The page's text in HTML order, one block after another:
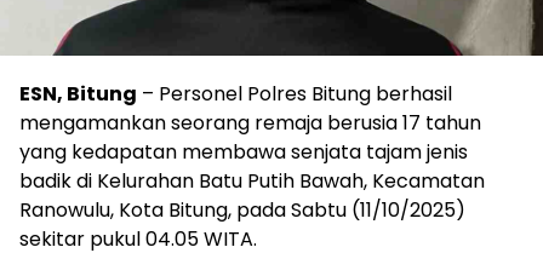
ESN, Bitung – Personel Polres Bitung berhasil
mengamankan seorang remaja berusia 17 tahun
yang kedapatan membawa senjata tajam jenis
badik di Kelurahan Batu Putih Bawah, Kecamatan
Ranowulu, Kota Bitung, pada Sabtu (11/10/2025)
sekitar pukul 04.05 WITA.